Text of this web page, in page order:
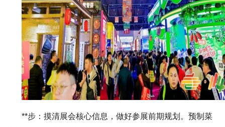
**步：摸清展会核心信息，做好参展前期规划。预制菜